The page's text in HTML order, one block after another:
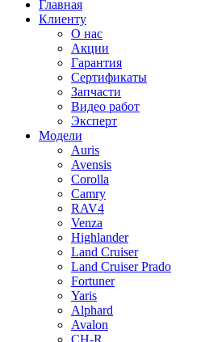
Главная
Клиенту
О нас
Акции
Гарантия
Сертификаты
Запчасти
Видео работ
Эксперт
Модели
Auris
Avensis
Corolla
Camry
RAV4
Venza
Highlander
Land Cruiser
Land Cruiser Prado
Fortuner
Yaris
Alphard
Avalon
CH-R